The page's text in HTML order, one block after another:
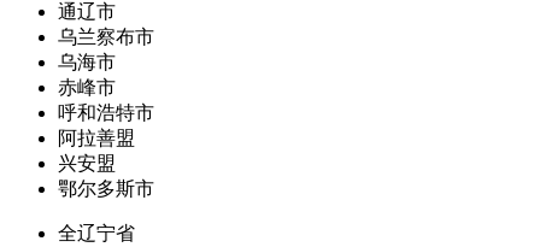
通辽市
乌兰察布市
乌海市
赤峰市
呼和浩特市
阿拉善盟
兴安盟
鄂尔多斯市
全辽宁省